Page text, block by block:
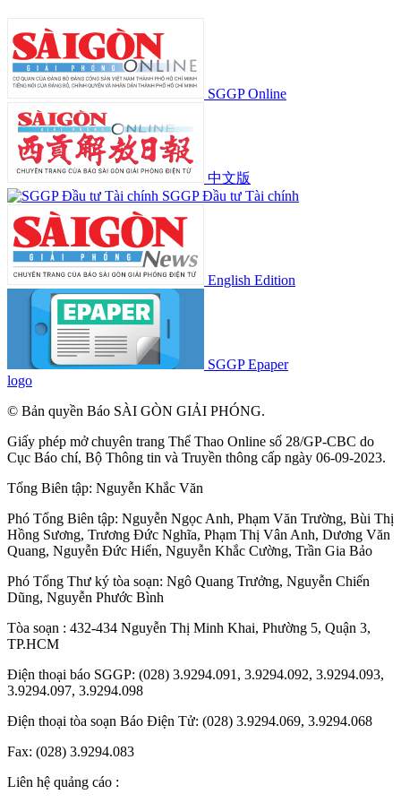
SGGP Online
中文版
SGGP Đầu tư Tài chính
English Edition
SGGP Epaper
logo
© Bản quyền Báo SÀI GÒN GIẢI PHÓNG.
Giấy phép mở chuyên trang Thể Thao Online số 28/GP-CBC do
Cục Báo chí, Bộ Thông tin và Truyền thông cấp ngày 06-09-2023.
Tổng Biên tập: Nguyễn Khắc Văn
Phó Tổng Biên tập: Nguyễn Ngọc Anh, Phạm Văn Trường, Bùi Thị
Hồng Sương, Trương Đức Nghĩa, Phạm Thị Vân Anh, Dương Văn
Quang, Nguyễn Đức Hiển, Nguyễn Khắc Cường, Trần Gia Bảo
Phó Tổng Thư ký tòa soạn: Ngô Quang Trưởng, Nguyễn Chiến
Dũng, Nguyễn Phước Bình
Tòa soạn : 432-434 Nguyễn Thị Minh Khai, Phường 5, Quận 3,
TP.HCM
Điện thoại báo SGGP: (028) 3.9294.091, 3.9294.092, 3.9294.093,
3.9294.097, 3.9294.098
Điện thoại tòa soạn Báo Điện Tử: (028) 3.9294.069, 3.9294.068
Fax: (028) 3.9294.083
Liên hệ quảng cáo :